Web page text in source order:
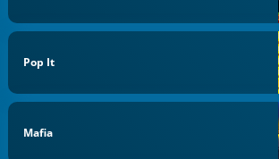
Pop It
Mafia